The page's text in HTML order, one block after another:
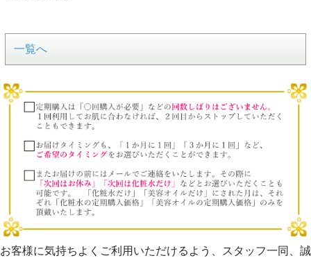
一覧へ
お客様に気持ちよくご利用いただけるよう、スタッフ一同、誠